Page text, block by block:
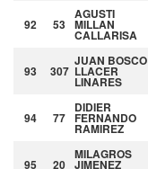
92 53
AGUSTI
MILLAN
CALLARISA
93 307
JUAN BOSCO
LLACER
LINARES
94 77
DIDIER
FERNANDO
RAMIREZ
95 20
MILAGROS
JIMENEZ